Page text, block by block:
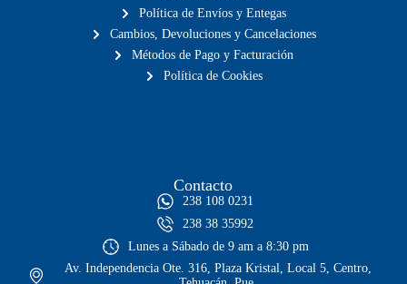
Política de Envíos y Entegas
Cambios, Devoluciones y Cancelaciones
Métodos de Pago y Facturación
Política de Cookies
Contacto
238 108 0231
238 38 35992
Lunes a Sábado de 9 am a 8:30 pm
Av. Independencia Ote. 316, Plaza Kristal, Local 5, Centro,